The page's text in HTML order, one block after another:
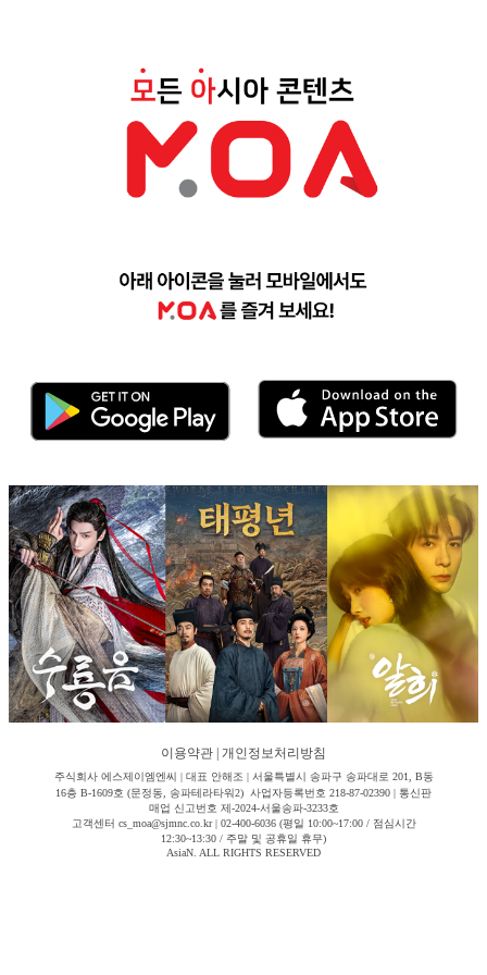
이용약관 개인정보처리방침
주식회사 에스제이엠엔씨 | 대표 안해조 | 서울특별시 송파구 송파대로 201, B동
16층 B-1609호 (문정동, 송파테라타워2) 사업자등록번호 218-87-02390 | 통신판
매업 신고번호 제-2024-서울송파-3233호
고객센터 cs_moa@sjmnc.co.kr | 02-400-6036 (평일 10:00~17:00 / 점심시간
12:30~13:30 / 주말 및 공휴일 휴무)
AsiaN. ALL RIGHTS RESERVED